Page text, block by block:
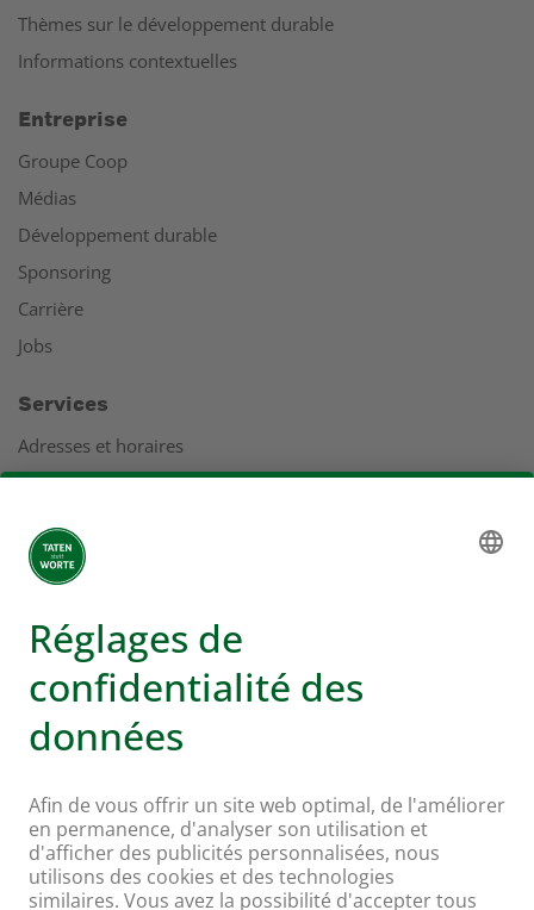
Thèmes sur le développement durable
Informations contextuelles
Entreprise
Groupe Coop
Médias
Développement durable
Sponsoring
Carrière
Jobs
Services
Adresses et horaires
Coopération
Rapport de gestion
Plus d'infos sur Coop
Supermarché en ligne Coop
Enseignes et services
Hello Family Club
Mondovino